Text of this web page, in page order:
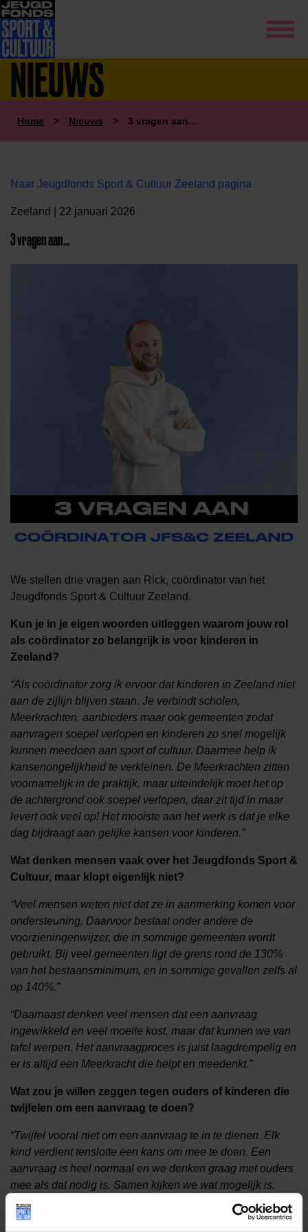
NIEUWS
Home > Nieuws > 3 vragen aan…
Naar Jeugdfonds Sport & Cultuur Zeeland pagina
Zeeland | 22 januari 2026
3 vragen aan…
We stellen drie vragen aan Rick, coördinator van het
Jeugdfonds Sport & Cultuur Zeeland.
Kun je in je eigen woorden uitleggen waarom jouw rol
als coördinator zo belangrijk is voor kinderen in
Zeeland?
“Als coördinator zorg ik ervoor dat kinderen in Zeeland niet
aan de zijlijn blijven staan. Je verbindt scholen,
Meerkrachten, aanbieders maar ook gemeenten zodat
aanvragen soepel verlopen en kinderen zo snel mogelijk
kunnen meedoen aan sport of cultuur. Daarmee help ik
kansenongelijkheid te verkleinen. De Meerkrachten zitten
voornamelijk in de praktijk, maar uiteindelijk moet het op
de achtergrond ook soepel verlopen, daar zit tijd in maar
levert ook veel op! Het mooiste aan het werk is dat je elke
dag bijdraagt aan gelijke kansen voor kinderen.”
Wat denken mensen vaak over het Jeugdfonds Sport &
Cultuur, maar klopt eigenlijk niet?
“Veel mensen weten niet dat ze in aanmerking komen voor
ondersteuning. Daarvoor bestaat onder andere de
voorzieningenwijzer, die in sommige gemeenten wordt
gebruikt. Bij veel gemeenten ligt de grens rond de 130%
van het bestaansminimum, en in sommige gevallen zelfs al
op 140%.”
“Daarnaast denken veel mensen dat een aanvraag
ingewikkeld en veel moeite kost, maar dat kunnen we van
tafel werpen. Het aanvraagproces is juist laagdrempelig en
er is altijd een Meerkracht die helpt en meedenkt.”
Wat zou je willen zeggen tegen ouders of kinderen die
twijfelen om een aanvraag te doen?
“Twijfel vooral niet om een aanvraag te in te dienen. Elk
kind verdient tenslotte een kans om mee te doen. Een
aanvraag is heel normaal en we denken graag met ouders
mee als dat nodig is. Samen kijken we wat mogelijk is,
zonder oordeel. Geld mag daarin geen belemmering zijn.
Het Jeugdfonds is er om die drempel weg te nemen.”